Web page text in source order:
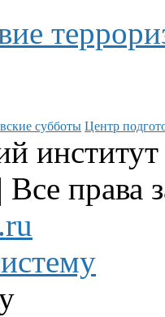
субботы Центр
Все